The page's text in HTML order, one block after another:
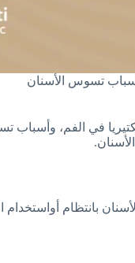
تسوس الأسنان
في الفم،
بانتظام أواستخدام